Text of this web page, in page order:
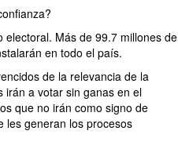
Más de 99.7 millones de
en todo el país.
de la relevancia de la
irán a votar sin ganas en el
que no irán como signo de
les generan los procesos